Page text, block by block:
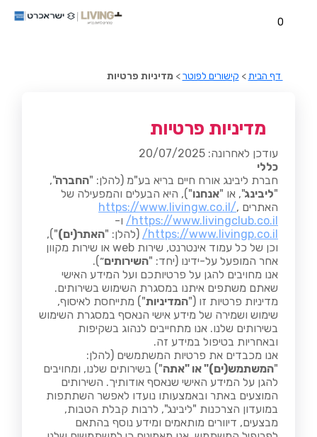
0
דף הבית> קישורים לפוטר> מדיניות פרטיות
מדיניות פרטיות
עודכן לאחרונה: 20/07/2025
כללי
חברת ליבינג אורח חיים בריא בע"מ (להלן: "החברה",
"ליבינג", או "אנחנו"), היא הבעלים והמפעילה של
האתרים ​​ https://www.livingw.co.il/,
https://www.livingclub.co.il/
ו-
https://www.livingp.co.il/
(להלן: "האתר(ים)"),
וכן של כל עמוד אינטרנט, שירות web או שירות מקוון
אחר המופעל על-ידינו (יחד: "השירותים״).
אנו מחויבים להגן על פרטיותכם ועל המידע האישי
שאתם משתפים איתנו במסגרת השימוש בשירותים.
מדיניות פרטיות זו ("המדיניות") מתייחסת לאיסוף,
שימוש ושמירה של מידע אישי הנאסף במסגרת השימוש
בשירותים שלנו. אנו מתחייבים לנהוג בשקיפות
ובאחריות בטיפול במידע זה.
אנו מכבדים את פרטיות המשתמשים (להלן:
"המשתמש(ים)" או "אתה") בשירותים שלנו, ומחויבים
להגן על המידע האישי שנאסף אודותיך. השירותים
המוצעים באתר ובאמצעותו נועדו לאפשר השתתפות
במועדון הצרכנות "ליבינג", לרבות קבלת הטבות,
מבצעים, דיוורים מותאמים ומידע נוסף בהתאם